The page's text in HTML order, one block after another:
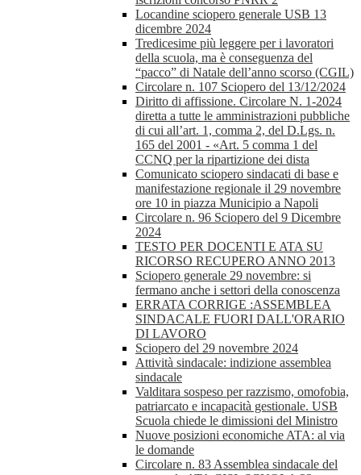
Locandine sciopero generale USB 13
dicembre 2024
Tredicesime più leggere per i lavoratori
della scuola, ma è conseguenza del
“pacco” di Natale dell’anno scorso (CGIL)
Circolare n. 107 Sciopero del 13/12/2024
Diritto di affissione. Circolare N. 1-2024
diretta a tutte le amministrazioni pubbliche
di cui all’art. 1, comma 2, del D.Lgs. n.
165 del 2001 - «Art. 5 comma 1 del
CCNQ per la ripartizione dei dista
Comunicato sciopero sindacati di base e
manifestazione regionale il 29 novembre
ore 10 in piazza Municipio a Napoli
Circolare n. 96 Sciopero del 9 Dicembre
2024
TESTO PER DOCENTI E ATA SU
RICORSO RECUPERO ANNO 2013
Sciopero generale 29 novembre: si
fermano anche i settori della conoscenza
ERRATA CORRIGE :ASSEMBLEA
SINDACALE FUORI DALL'ORARIO
DI LAVORO
Sciopero del 29 novembre 2024
Attività sindacale: indizione assemblea
sindacale
Valditara sospeso per razzismo, omofobia,
patriarcato e incapacità gestionale. USB
Scuola chiede le dimissioni del Ministro
Nuove posizioni economiche ATA: al via
le domande
Circolare n. 83 Assemblea sindacale del